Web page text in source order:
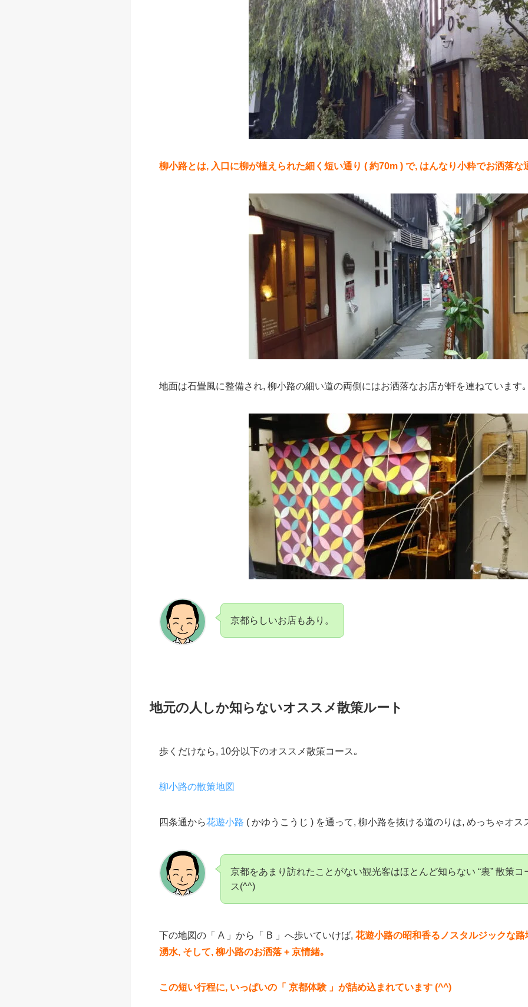
柳小路とは, 入口に柳が植えられた細く短い通り ( 約70m ) で, はんなり小粋でお洒落な
地面は石畳風に整備され, 柳小路の細い道の両側にはお洒落なお店が軒を連ねています｡
京都らしいお店もあり。
地元の人しか知らないオススメ散策ルート
歩くだけなら, 10分以下のオススメ散策コース｡
柳小路の散策地図
四条通から花遊小路 ( かゆうこうじ ) を通って, 柳小路を抜ける道のりは, めっちゃオス
京都をあまり訪れたことがない観光客はほとんど知らない “裏” 散策コ
ス(^^)
下の地図の「 A 」から「 B 」へ歩いていけば, 花遊小路の昭和香るノスタルジックな
湧水, そして, 柳小路のお洒落 + 京情緒｡
この短い行程に, いっぱいの「 京都体験 」が詰め込まれています (^^)